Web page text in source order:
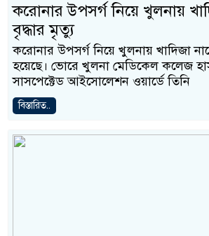
করোনার উপসর্গ নিয়ে খুলনায়
বৃদ্ধার মৃত্যু
করোনার উপসর্গ নিয়ে খুলনায় খাদিজা
হয়েছে। ভোরে খুলনা মেডিকেল কলেজ
সাসপেক্টেড আইসোলেশন ওয়ার্ডে তিনি
বিস্তারিত..